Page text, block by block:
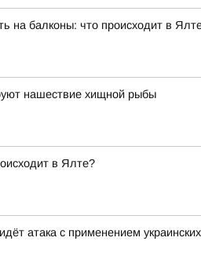
на балконы: что происходит в
нашествие хищной рыбы
в Ялте?
атака с применением